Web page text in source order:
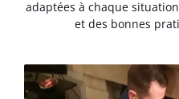
adaptées à chaque
et des bonnes